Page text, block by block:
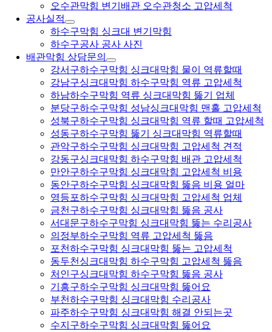
오수관막힘 변기배관 오수관청소 고압세척
공사실적
하수구막힘 싱크대 변기막힘
하수구공사 공사 사진
배관막힘 상담문의
강서구하수구막힘 싱크대막힘 물이 역류할때
강남구싱크대막힘 하수구막힘 역류 고압세척
하남하수구막힘 역류 싱크대막힘 뚫기 업체
분당구하수구막힘 성남싱크대막힘 맨홀 고압세척
성북구하수구막힘 싱크대막힘 역류 할때 고압세척
성동구하수구막힘 뚫기 싱크대막힘 역류할때
관악구하수구막힘 싱크대막힘 고압세척 견적
강동구싱크대막힘 하수구막힘 배관 고압세척
만안구하수구막힘 싱크대막힘 고압세척 비용
동안구하수구막힘 싱크대막힘 뚫음 비용 얼마
영등포하수구막힘 싱크대막힘 고압세척 업체
금천구하수구막힘 싱크대막힘 뚫음 공사
서대문구하수구막힘 싱크대막힘 뚫는 수리공사
의정부하수구막힘 역류 고압세척 뚫음
포천하수구막힘 싱크대막힘 뚫는 고압세척
동두천싱크대막힘 하수구막힘 고압세척 뚫음
처인구싱크대막힘 하수구막힘 뚫음 공사
기흥구하수구막힘 싱크대막힘 뚫어요
부천하수구막힘 싱크대막힘 수리공사
파주하수구막힘 싱크대막힘 해결 안되는곳
수지구하수구막힘 싱크대막힘 뚫어요